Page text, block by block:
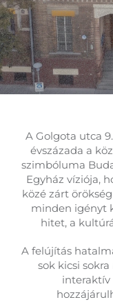
A Golgota utca
évszázada a
szimbóluma
Egyház víziója,
közé zárt
minden igényt
hitet, a
A felújítás
sok kicsi
interaktív